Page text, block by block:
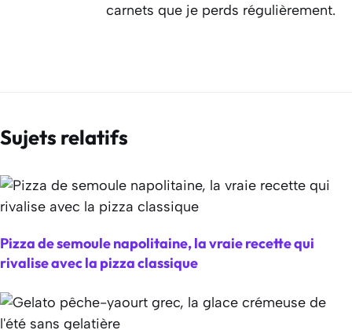
carnets que je perds régulièrement.
Sujets relatifs
Pizza de semoule napolitaine, la vraie recette qui
rivalise avec la pizza classique